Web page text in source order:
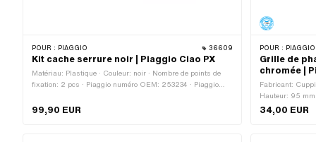
POUR : PIAGGIO 36609
Kit cache serrure noir | Piaggio Ciao PX
Matériau: Plastique · Couleur: noir · Nombre de points de
fixation: 2 pcs · Piaggio numéro OEM: 253234 · Piaggio
99,90 EUR
POUR : PIAGGIO
Grille de
chromée |
Fabricant:
Hauteur: 95 mm
Distance entre
34,00 EUR